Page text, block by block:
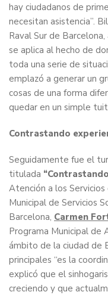
hay ciudadanos de
necesitan asistencia”.
Raval Sur de
se aplica al hecho de
toda una serie de
emplazó a generar un
cosas de una forma
quedar en un simple
Contrastando
Seguidamente fue el
titulada
Atención a los
Municipal de Servicios
Barcelona, Carmen
Programa Municipal de
ámbito de la ciudad de
principales “es la
explicó que el
creciendo y que